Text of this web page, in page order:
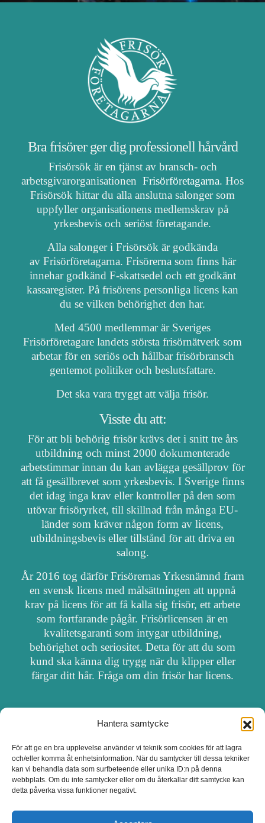
Hantera samtycke
För att ge en bra upplevelse använder vi teknik som cookies för att lagra
och/eller komma åt enhetsinformation. När du samtycker till dessa tekniker
kan vi behandla data som surfbeteende eller unika ID:n på denna
webbplats. Om du inte samtycker eller om du återkallar ditt samtycke kan
detta påverka vissa funktioner negativt.
Bra frisörer ger dig professionell hårvård
Frisörsök är en tjänst av bransch- och
arbetsgivarorganisationen Frisörföretagarna. Hos
Frisörsök hittar du alla anslutna salonger som
uppfyller organisationens medlemskrav på
yrkesbevis och seriöst företagande.
Alla salonger i Frisörsök är godkända
av Frisörföretagarna. Frisörerna som finns här
innehar godkänd F-skattsedel och ett godkänt
kassaregister. På frisörens personliga licens kan
du se vilken behörighet den har.
Med 4500 medlemmar är Sveriges
Frisörföretagare landets största frisörnätverk som
arbetar för en seriös och hållbar frisörbransch
gentemot politiker och beslutsfattare.
Det ska vara tryggt att välja frisör.
Visste du att:
För att bli behörig frisör krävs det i snitt tre års
utbildning och minst 2000 dokumenterade
arbetstimmar innan du kan avlägga gesällprov för
att få gesällbrevet som yrkesbevis. I Sverige finns
det idag inga krav eller kontroller på den som
utövar frisöryrket, till skillnad från många EU-
länder som kräver någon form av licens,
utbildningsbevis eller tillstånd för att driva en
salong.
År 2016 tog därför Frisörernas Yrkesnämnd fram
en svensk licens med målsättningen att uppnå
krav på licens för att få kalla sig frisör, ett arbete
som fortfarande pågår. Frisörlicensen är en
kvalitetsgaranti som intygar utbildning,
behörighet och seriositet. Detta för att du som
kund ska känna dig trygg när du klipper eller
färgar ditt hår. Fråga om din frisör har licens.
OM FRISÖRSÖK
UPPDATERA SALONG